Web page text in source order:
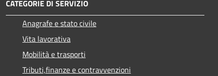
CATEGORIE DI SERVIZIO
Anagrafe e stato civile
Vita lavorativa
Mobilità e trasporti
Tributi,finanze e contravvenzioni